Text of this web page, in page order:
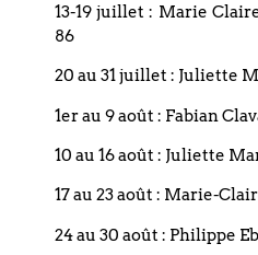
PRÉCÉDENT
Dure fraternité
13-19 juillet : Marie
86
20 au 31 juillet : Juliette
1er au 9 août : Fabian
10 au 16 août : Juliette
17 au 23 août : Marie-
24 au 30 août : Philippe